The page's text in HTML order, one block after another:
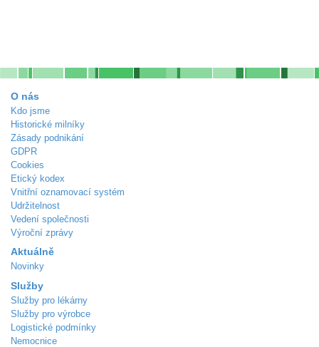
O nás
Kdo jsme
Historické milníky
Zásady podnikání
GDPR
Cookies
Etický kodex
Vnitřní oznamovací systém
Udržitelnost
Vedení společnosti
Výroční zprávy
Aktuálně
Novinky
Služby
Služby pro lékárny
Služby pro výrobce
Logistické podmínky
Nemocnice